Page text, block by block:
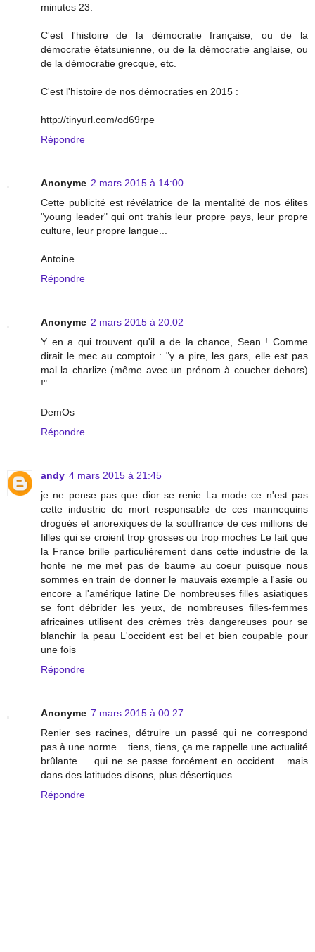
minutes 23.
C'est l'histoire de la démocratie française, ou de la
démocratie étatsunienne, ou de la démocratie anglaise, ou
de la démocratie grecque, etc.
C'est l'histoire de nos démocraties en 2015 :
http://tinyurl.com/od69rpe
Répondre
Anonyme 2 mars 2015 à 14:00
Cette publicité est révélatrice de la mentalité de nos élites
"young leader" qui ont trahis leur propre pays, leur propre
culture, leur propre langue...
Antoine
Répondre
Anonyme 2 mars 2015 à 20:02
Y en a qui trouvent qu'il a de la chance, Sean ! Comme
dirait le mec au comptoir : "y a pire, les gars, elle est pas
mal la charlize (même avec un prénom à coucher dehors)
!".
DemOs
Répondre
andy 4 mars 2015 à 21:45
je ne pense pas que dior se renie La mode ce n'est pas
cette industrie de mort responsable de ces mannequins
drogués et anorexiques de la souffrance de ces millions de
filles qui se croient trop grosses ou trop moches Le fait que
la France brille particulièrement dans cette industrie de la
honte ne me met pas de baume au coeur puisque nous
sommes en train de donner le mauvais exemple a l'asie ou
encore a l'amérique latine De nombreuses filles asiatiques
se font débrider les yeux, de nombreuses filles-femmes
africaines utilisent des crèmes très dangereuses pour se
blanchir la peau L'occident est bel et bien coupable pour
une fois
Répondre
Anonyme 7 mars 2015 à 00:27
Renier ses racines, détruire un passé qui ne correspond
pas à une norme... tiens, tiens, ça me rappelle une actualité
brûlante. .. qui ne se passe forcément en occident... mais
dans des latitudes disons, plus désertiques..
Répondre